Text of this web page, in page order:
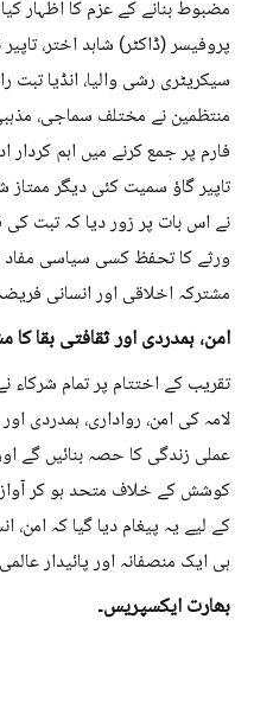
مضبوط بنانے کے عزم کا اظہار
پروفیسر (ڈاکٹر) شاہد اختر،
سیکریٹری رشی والیا، انڈیا
منتظمین نے مختلف سماجی،
فارم پر جمع کرنے میں اہم کردار
تاپیر گاؤ سمیت کئی دیگر
نے اس بات پر زور دیا کہ تبت
ورثے کا تحفظ کسی سیاسی مفاد
مشترکہ اخلاقی اور انسانی
امن، ہمدردی اور ثقافتی بقا کا
تقریب کے اختتام پر تمام شرکاء
لامہ کی امن، رواداری، ہمدردی
عملی زندگی کا حصہ بنائیں گے
کوشش کے خلاف متحد ہو کر آواز
کے لیے یہ پیغام دیا گیا کہ امن،
ہی ایک منصفانہ اور پائیدار
بھارت ایکسپریس۔